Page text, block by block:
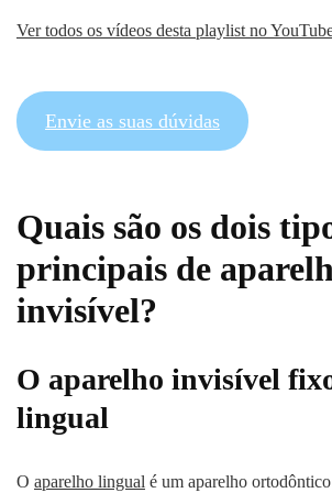
Ver todos os vídeos desta playlist no
Envie as suas dúvidas
Quais são os dois
principais de
invisível?
O aparelho invisível
lingual
O aparelho lingual é um aparelho